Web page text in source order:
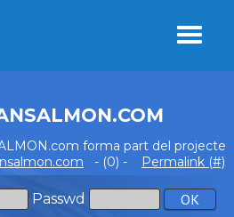
forma part del projecte
- (0) - Permalink (#)
Passwd